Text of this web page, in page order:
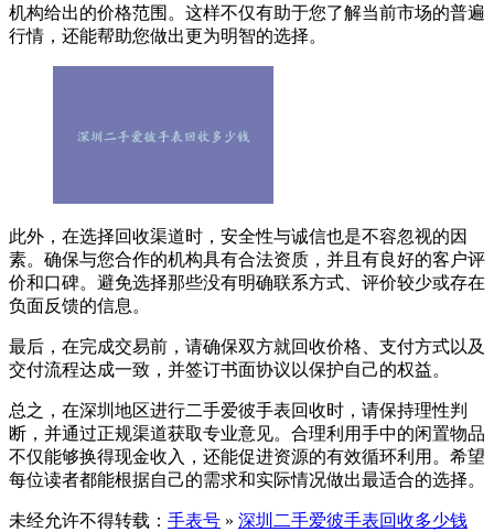
机构给出的价格范围。这样不仅有助于您了解当前市场的普遍
行情，还能帮助您做出更为明智的选择。
此外，在选择回收渠道时，安全性与诚信也是不容忽视的因
素。确保与您合作的机构具有合法资质，并且有良好的客户评
价和口碑。避免选择那些没有明确联系方式、评价较少或存在
负面反馈的信息。
最后，在完成交易前，请确保双方就回收价格、支付方式以及
交付流程达成一致，并签订书面协议以保护自己的权益。
总之，在深圳地区进行二手爱彼手表回收时，请保持理性判
断，并通过正规渠道获取专业意见。合理利用手中的闲置物品
不仅能够换得现金收入，还能促进资源的有效循环利用。希望
每位读者都能根据自己的需求和实际情况做出最适合的选择。
未经允许不得转载： 手表号 » 深圳二手爱彼手表回收多少钱